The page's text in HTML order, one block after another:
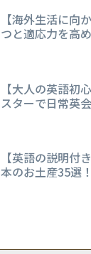
【海外生活に向
つと適応力を高
【大人の英語初
スターで日常英
【英語の説明付
本のお土産35選！